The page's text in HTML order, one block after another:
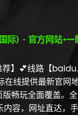
荐】💕线路【
在线提供最新官网
版畅玩全面覆盖。
内容，网址直达，